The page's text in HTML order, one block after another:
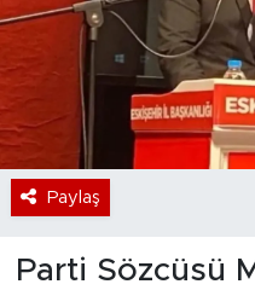
Paylaş
Parti Sözcüsü
Dünya
Sektör